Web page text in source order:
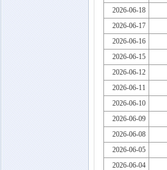
2026-06-18
2026-06-17
2026-06-16
2026-06-15
2026-06-12
2026-06-11
2026-06-10
2026-06-09
2026-06-08
2026-06-05
2026-06-04